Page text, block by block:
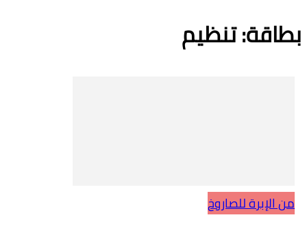
بطاقة: تنظيم
من الإبرة للصاروخ